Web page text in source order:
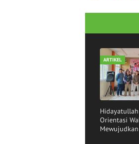
ARTIKEL
Orientasi